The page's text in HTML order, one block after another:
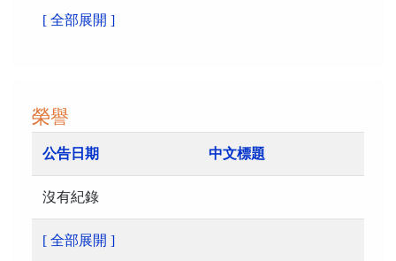
[ 全部展開 ]
榮譽
公告日期 中文標題
沒有紀錄
[ 全部展開 ]